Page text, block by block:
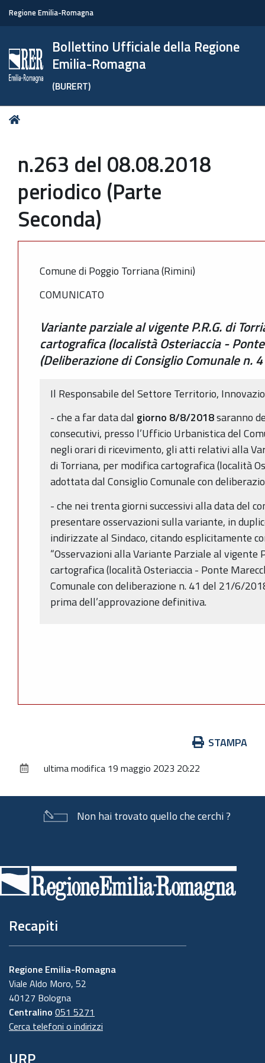
Regione Emilia-Romagna
Bollettino Ufficiale della Regione
Emilia-Romagna
(BURERT)
Tu
n.263 del 08.08.2018
periodico (Parte
Seconda)
Comune di Poggio Torriana (Rimini)
COMUNICATO
Variante parziale al vigente P.R.G. di
cartografica (localistà Osteriaccia -
(Deliberazione di Consiglio Comunale n.
Il Responsabile del Settore Territorio,
- che a far data dal giorno 8/8/2018saranno
consecutivi, presso l’Ufficio Urbanistica del
negli orari di ricevimento, gli atti relativi alla
di Torriana, per modifica cartografica (località
adottata dal Consiglio Comunale con
- che nei trenta giorni successivi alla data del
presentare osservazioni sulla variante, in
indirizzate al Sindaco, citando esplicitamente
“Osservazioni alla Variante Parziale al vigente
cartografica (località Osteriaccia - Ponte
Comunale con deliberazione n. 41 del 21/6/
prima dell’approvazione definitiva.
documento
STAMPA
ultima modifica 19 maggio 2023 20:22
Non hai trovato quello che cerchi ?
di
pagina
Recapiti
Regione Emilia-Romagna
Viale Aldo Moro, 52
40127 Bologna
Centralino 051 5271
Cerca telefoni o indirizzi
URP